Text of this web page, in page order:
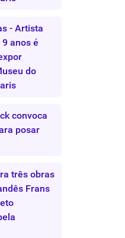
- Artista
anos é
do
convoca
posar
três obras
Frans